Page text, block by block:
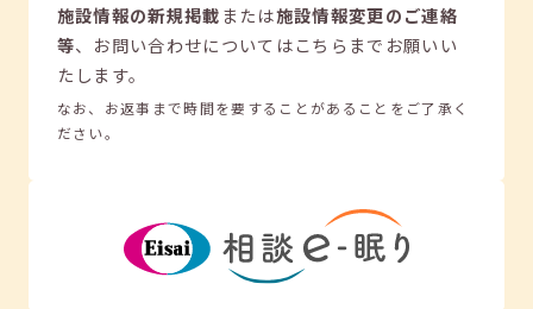
施設情報の新規掲載または施設情報変更のご連絡
等、 お問い合わせについてはこちらまでお願いい
たします。
なお、お返事まで時間を要することがあることをご了承く
ださい。